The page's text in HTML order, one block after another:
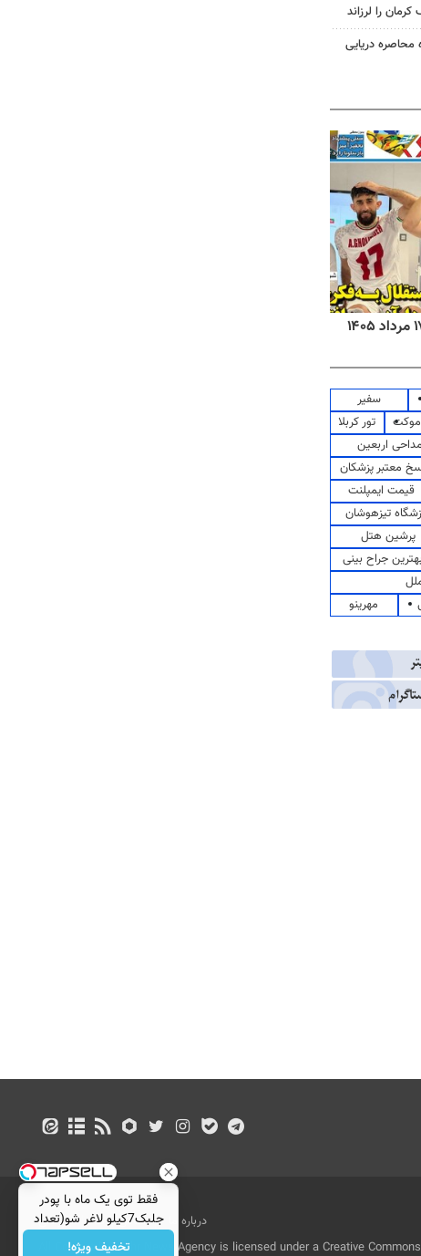
محاصره دریایی
سفیر
تور کربلا
مداحی اربعین
معتبر پزشکان
قیمت ایمپلنت
تیزهوشان
پرشین هتل
بهترین جراح بینی
مهرینو
درباره ما تماس با ما
بازرگانی
All Content by Mehr News Agency is licensed under a Creative
فقط توی یک ماه با پودر
جلبک7کیلو لاغر شو(تعداد
محدود)
تخفیف ویژه!